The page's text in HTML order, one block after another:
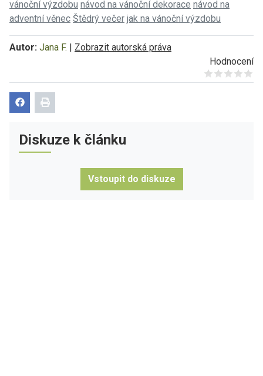
vánoční výzdobu návod na vánoční dekorace návod na
adventní věnec Štědrý večer jak na vánoční výzdobu
Autor: Jana F. | Zobrazit autorská práva
Hodnocení
Give it 1/5
Give it 2/5
Give it 3/5
Give it 4/5
Give it 5/5
Diskuze k článku
Vstoupit do diskuze